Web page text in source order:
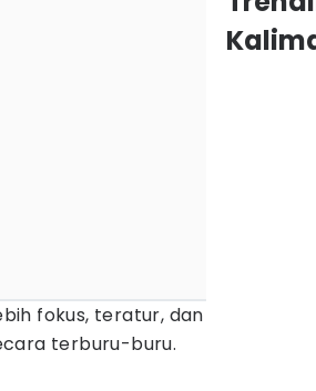
fokus, teratur, dan
terburu-buru.